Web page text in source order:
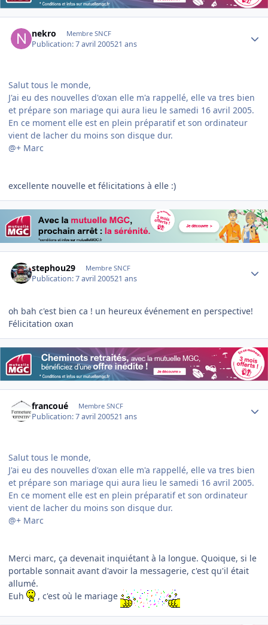
nekro Membre SNCF
Publication:7 avril 200521 ans
Salut tous le monde,
J'ai eu des nouvelles d'oxan elle m'a rappellé, elle va tres bien
et prépare son mariage qui aura lieu le samedi 16 avril 2005.
En ce moment elle est en plein préparatif et son ordinateur
vient de lacher du moins son disque dur.
@+ Marc
excellente nouvelle et félicitations à elle :)
stephou29 Membre SNCF
Publication:7 avril 200521 ans
oh bah c'est bien ca ! un heureux événement en perspective!
Félicitation oxan
francoué Membre SNCF
Publication:7 avril 200521 ans
Salut tous le monde,
J'ai eu des nouvelles d'oxan elle m'a rappellé, elle va tres bien
et prépare son mariage qui aura lieu le samedi 16 avril 2005.
En ce moment elle est en plein préparatif et son ordinateur
vient de lacher du moins son disque dur.
@+ Marc
Merci marc, ça devenait inquiétant à la longue. Quoique, si le
portable sonnait avant d'avoir la messagerie, c'est qu'il était
allumé.
Euh
, c'est où le mariage